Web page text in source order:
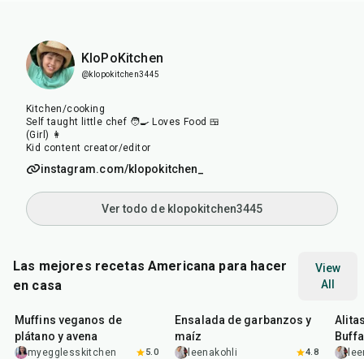
KloPoKitchen
@klopokitchen3445
Kitchen/cooking
Self taught little chef 🧑‍🍳 Loves Food 🍱
(Girl) 👩
Kid content creator/editor
instagram.com/klopokitchen_
Ver todo de klopokitchen3445
Las mejores recetas Americana para hacer
en casa
View
All
40min
Muffins veganos de
plátano y avena
myegglesskitchen 5.0
Ensalada de garbanzos y
maíz
leenakohli 4.8